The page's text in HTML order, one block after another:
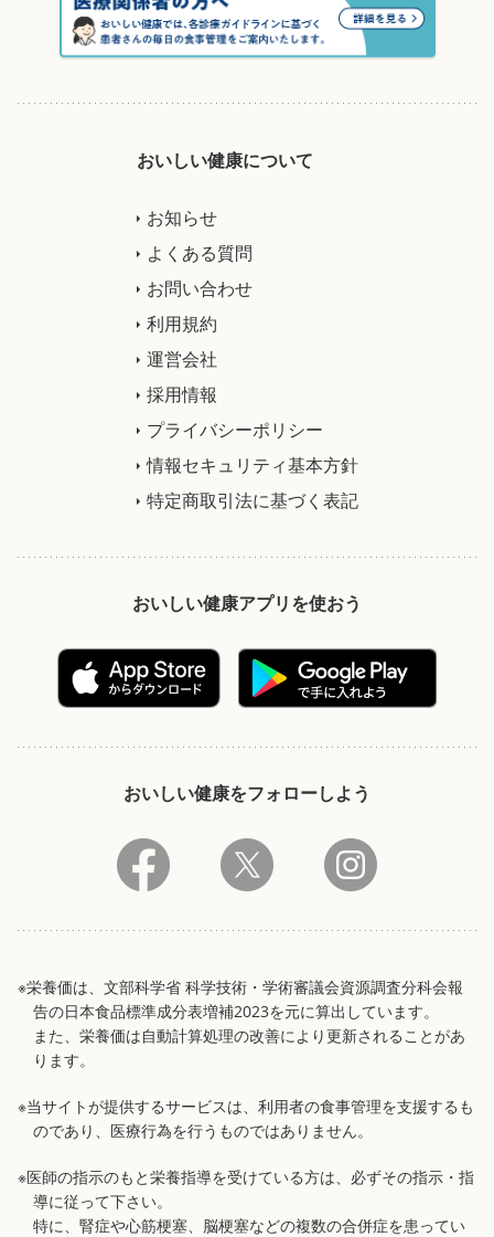
おいしい健康について
お知らせ
よくある質問
お問い合わせ
利用規約
運営会社
採用情報
プライバシーポリシー
情報セキュリティ基本方針
特定商取引法に基づく表記
おいしい健康アプリを使おう
おいしい健康をフォローしよう
※栄養価は、文部科学省 科学技術・学術審議会資源調査分科会報
告の日本食品標準成分表増補2023を元に算出しています。
また、栄養価は自動計算処理の改善により更新されることがあ
ります。
※当サイトが提供するサービスは、利用者の食事管理を支援するも
のであり、医療行為を行うものではありません。
※医師の指示のもと栄養指導を受けている方は、必ずその指示・指
導に従って下さい。
特に、腎症や心筋梗塞、脳梗塞などの複数の合併症を患ってい